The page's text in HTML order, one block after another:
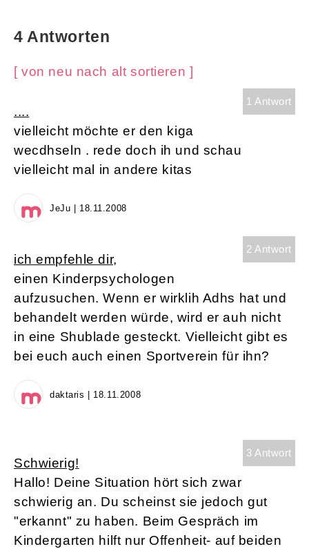
4 Antworten
[ von neu nach alt sortieren ]
1 Antwort
....
vielleicht möchte er den kiga
wecdhseln . rede doch ih und schau
vielleicht mal in andere kitas
JeJu | 18.11.2008
2 Antwort
ich empfehle dir,
einen Kinderpsychologen
aufzusuchen. Wenn er wirklih Adhs hat und
behandelt werden würde, wird er auh nicht
in eine Shublade gesteckt. Vielleicht gibt es
bei euch auch einen Sportverein für ihn?
daktaris | 18.11.2008
3 Antwort
Schwierig!
Hallo! Deine Situation hört sich zwar
schwierig an. Du scheinst sie jedoch gut
"erkannt" zu haben. Beim Gespräch im
Kindergarten hilft nur Offenheit- auf beiden